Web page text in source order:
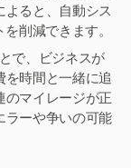
ると、自動シス
削減できます。
で、ビジネスが
時間と一緒に追
のマイレージが正
ラーや争いの可能